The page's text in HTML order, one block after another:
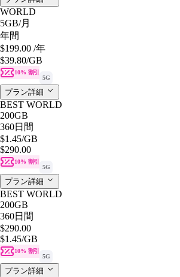
WORLD
5GB/月
年間
$199.00 /年
$39.80/GB
10% 割引
5G
プラン詳細
BEST WORLD
200GB
360日間
$1.45/GB
$290.00
10% 割引
5G
プラン詳細
BEST WORLD
200GB
360日間
$290.00
$1.45/GB
10% 割引
5G
プラン詳細